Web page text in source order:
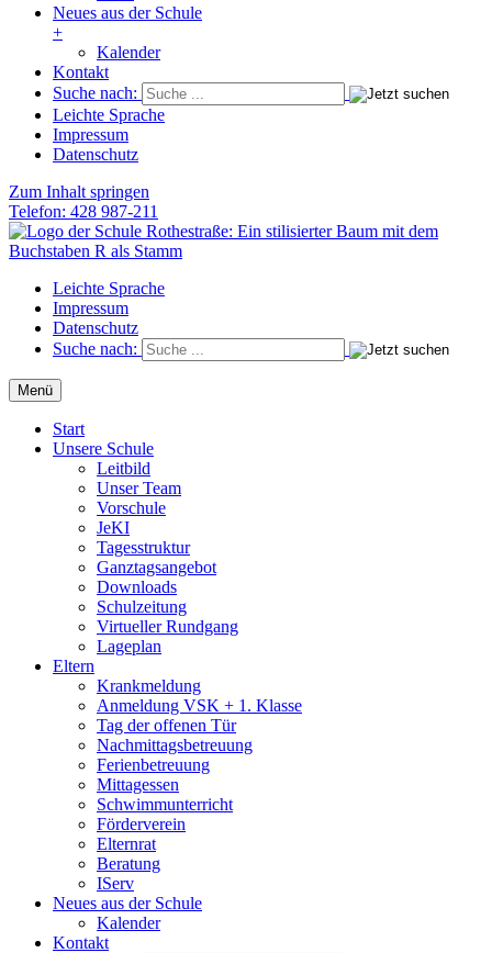
Neues aus der Schule
+
Kalender
Kontakt
Suche nach:
Leichte Sprache
Impressum
Datenschutz
Zum Inhalt springen
Telefon: 428 987-211
Schule Rothestraße
Die Grundschule im Herzen von Ottensen
Leichte Sprache
Impressum
Datenschutz
Suche nach:
Menü
Start
Unsere Schule
Leitbild
Unser Team
Vorschule
JeKI
Tagesstruktur
Ganztagsangebot
Downloads
Schulzeitung
Virtueller Rundgang
Lageplan
Eltern
Krankmeldung
Anmeldung VSK + 1. Klasse
Tag der offenen Tür
Nachmittagsbetreuung
Ferienbetreuung
Mittagessen
Schwimmunterricht
Förderverein
Elternrat
Beratung
IServ
Neues aus der Schule
Kalender
Kontakt